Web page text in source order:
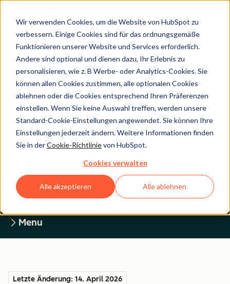
Wir verwenden Cookies, um die Website von HubSpot zu
verbessern. Einige Cookies sind für das ordnungsgemäße
Funktionieren unserer Website und Services erforderlich.
Andere sind optional und dienen dazu, Ihr Erlebnis zu
personalisieren, wie z. B Werbe- oder Analytics-Cookies. Sie
können allen Cookies zustimmen, alle optionalen Cookies
ablehnen oder die Cookies entsprechend Ihren Präferenzen
einstellen. Wenn Sie keine Auswahl treffen, werden unsere
Standard-Cookie-Einstellungen angewendet. Sie können Ihre
Einstellungen jederzeit ändern. Weitere Informationen finden
Sie in derCookie-Richtlinievon HubSpot.
Cookies verwalten
Alle akzeptieren Alle ablehnen
Legal Center
HUBSPOT-DATENSCHUTZRICHTLINIE
Zurück zum Überblick über die
Menu
Letzte Änderung: 14. April 2026